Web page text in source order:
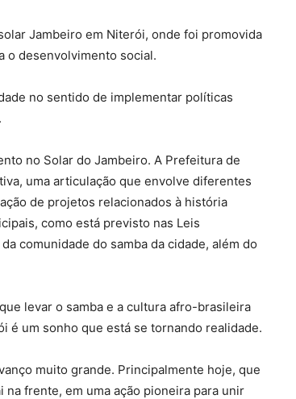
Jambeiro em Niterói, onde foi promovida
o desenvolvimento social.
no sentido de implementar políticas
no Solar do Jambeiro. A Prefeitura de
uma articulação que envolve diferentes
de projetos relacionados à história
como está previsto nas Leis
comunidade do samba da cidade, além do
levar o samba e a cultura afro-brasileira
é um sonho que está se tornando realidade.
muito grande. Principalmente hoje, que
na frente, em uma ação pioneira para unir